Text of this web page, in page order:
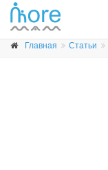
Главная Статьи